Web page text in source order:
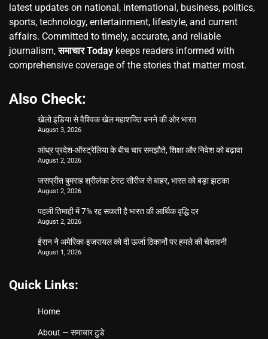
latest updates on national, international, business, politics,
sports, technology, entertainment, lifestyle, and current
affairs. Committed to timely, accurate, and reliable
journalism,समाचार Today keeps readers informed with
comprehensive coverage of the stories that matter most.
Also Check:
खेलो इंडिया से वैश्विक खेल महाशक्ति बनने की ओर भारत
August 3, 2026
आंध्र प्रदेश-ऑस्ट्रेलिया के बीच चार समझौते, शिक्षा और निवेश को बढ़ावा
August 2, 2026
जसप्रीत बुमराह श्रीलंका टेस्ट सीरीज से बाहर, भारत को बड़ा झटका
August 2, 2026
पहली तिमाही में 7% रह सकती है भारत की आर्थिक वृद्धि दर
August 2, 2026
ईरान ने अमेरिका-इजरायल को दी ऊर्जा ठिकानों पर हमले की चेतावनी
August 1, 2026
Quick Links:
Home
About — समाचार टुडे